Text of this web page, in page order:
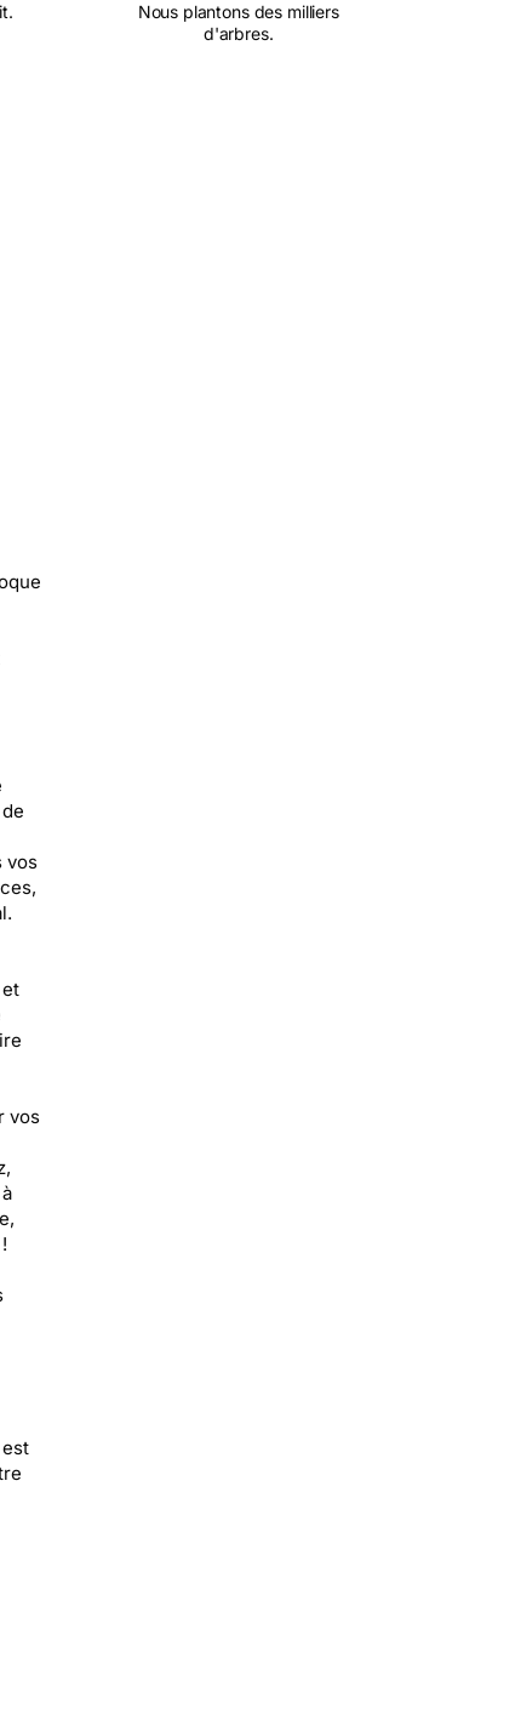
Nous plantons des milliers
d'arbres.
vos
vos